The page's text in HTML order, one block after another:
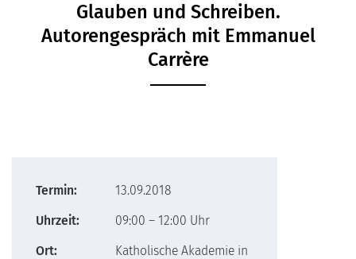
Glauben und Schreiben.
Autorengespräch mit Emmanuel
Carrère
Termin:
13.09.2018
Uhrzeit:
09:00 – 12:00 Uhr
Ort:
Katholische Akademie in